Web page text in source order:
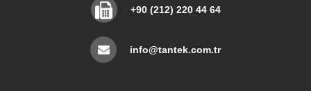
+90 (212) 220 44 64
info@tantek.com.tr